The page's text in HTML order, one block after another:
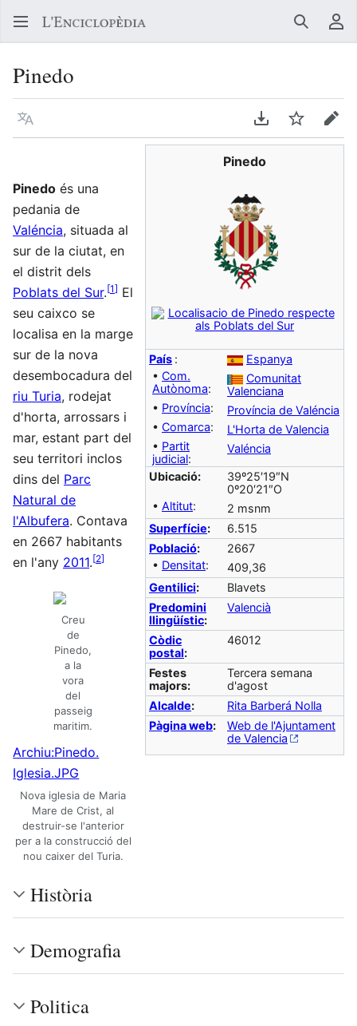
Buscar
Pinedo
Llegir en un atre idioma Descarregar en
Vigilar
Pinedo
País :
Espanya
• Com.
Autònoma:
Comunitat
Valenciana
• Província:
Província de Valéncia
• Comarca:
L'Horta de Valencia
• Partit
judicial:
Valéncia
Ubicació:
39º25′19″N
0º20′21″O
• Altitut:
2 msnm
Superfície:
6.515
Població:
2667
• Densitat:
409,36
Gentilici:
Blavets
Predomini
llingüístic:
Valencià
Còdic
postal:
46012
Festes
majors:
Tercera semana
d'agost
Alcalde:
Rita Barberá Nolla
Pàgina web:
Web de l'Ajuntament
de Valencia
Pinedo és una
pedania de
Valéncia, situada al
sur de la ciutat, en
el distrit dels
Poblats del Sur.[1] El
seu caixco se
localisa en la marge
sur de la nova
desembocadura del
riu Turia, rodejat
d'horta, arrossars i
mar, estant part del
seu territori inclos
dins del Parc
Natural de
l'Albufera. Contava
en 2667 habitants
en l'any 2011.[2]
Creu
de
Pinedo,
a la
vora
del
passeig
maritim.
Archiu:Pinedo.
Iglesia.JPG
Nova iglesia de Maria
Mare de Crist, al
destruir-se l'anterior
per a la construcció del
nou caixer del Turia.
Història
Demografia
Politica